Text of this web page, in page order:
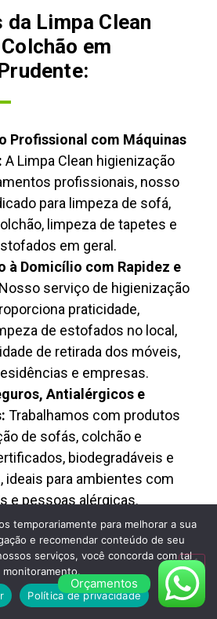
Limpa Clean
em
Profissional com Máquinas
A Limpa Clean higienização
profissionais, nosso
para limpeza de sofá,
limpeza de tapetes e
em geral.
à Domicílio com Rapidez e
Nosso serviço de higienização
praticidade,
de estofados no local,
de retirada dos móveis,
e empresas.
Antialérgicos e
Trabalhamos com produtos
de sofás, colchão e
biodegradáveis e
ideais para ambientes com
e pessoas alérgicas.
Transparência e Excelente
A Limpa Clean oferece
com preço justo,
e valores transparentes,
como empresa
Orçamentos
temporariamente para melhorar a sua
e recomendar conteúdo de seu
serviços, você concorda com tal
monitoramento.
Política de privacidade